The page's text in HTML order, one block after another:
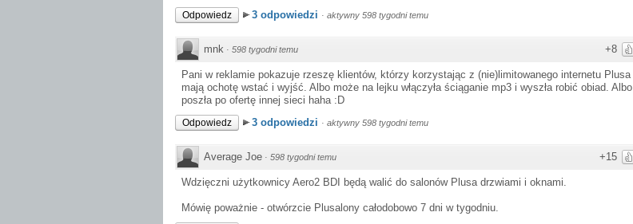
Odpowiedz 3 odpowiedzi · aktywny 598 tygodni temu
+8
mnk · 598 tygodni temu
Pani w reklamie pokazuje rzeszę klientów, którzy korzystając z (nie)limitowanego internetu Plusa
mają ochotę wstać i wyjść. Albo może na lejku włączyła ściąganie mp3 i wyszła robić obiad. Albo
poszła po ofertę innej sieci haha :D
Odpowiedz 3 odpowiedzi · aktywny 598 tygodni temu
+15
Average Joe · 598 tygodni temu
Wdzięczni użytkownicy Aero2 BDI będą walić do salonów Plusa drzwiami i oknami.
Mówię poważnie - otwórzcie Plusalony całodobowo 7 dni w tygodniu.